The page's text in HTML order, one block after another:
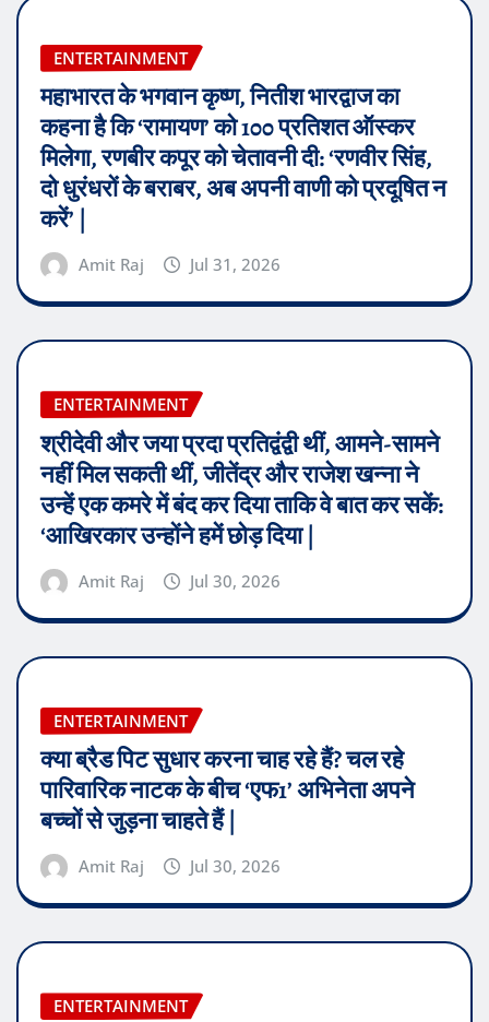
ENTERTAINMENT
महाभारत के भगवान कृष्ण, नितीश भारद्वाज का
कहना है कि ‘रामायण’ को 100 प्रतिशत ऑस्कर
मिलेगा, रणबीर कपूर को चेतावनी दी: ‘रणवीर सिंह,
दो धुरंधरों के बराबर, अब अपनी वाणी को प्रदूषित न
करें’ |
Amit Raj Jul 31, 2026
ENTERTAINMENT
श्रीदेवी और जया प्रदा प्रतिद्वंद्वी थीं, आमने-सामने
नहीं मिल सकती थीं, जीतेंद्र और राजेश खन्ना ने
उन्हें एक कमरे में बंद कर दिया ताकि वे बात कर सकें:
‘आखिरकार उन्होंने हमें छोड़ दिया |
Amit Raj Jul 30, 2026
ENTERTAINMENT
क्या ब्रैड पिट सुधार करना चाह रहे हैं? चल रहे
पारिवारिक नाटक के बीच ‘एफ1’ अभिनेता अपने
बच्चों से जुड़ना चाहते हैं |
Amit Raj Jul 30, 2026
ENTERTAINMENT